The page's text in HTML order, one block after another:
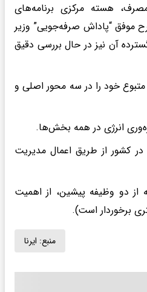
هسته مرکزی برنامه‌های
موفق “پاداش صرفه‌جویی” وزیر
آن نیز در حال بررسی دقیق
خود را در سه محور اصلی و
انرژی در همه بخش‌ها.
از طریق اعمال مدیریت
از دو وظیفه پیشین، از اهمیت
برخوردار است).
منبع: ایرنا